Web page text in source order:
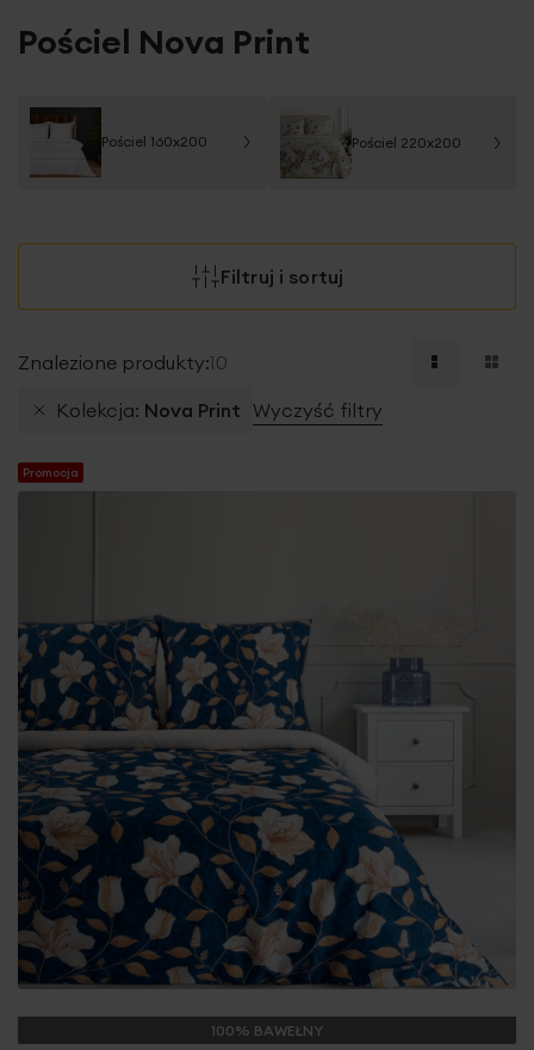
Pościel Nova Print
Pościel 160x200 Pościel 220x200
Filtruj i sortuj
Znalezione produkty:10
Kolekcja Nova Print Wyczyść filtry
Promocja
100% BAWEŁNY